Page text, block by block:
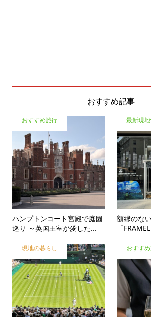
おすすめ記事
おすすめ旅行
ハンプトンコート宮殿で庭園
巡り ～英国王室が愛した...
最新現地
額縁のな
「
現地の暮らし おすす